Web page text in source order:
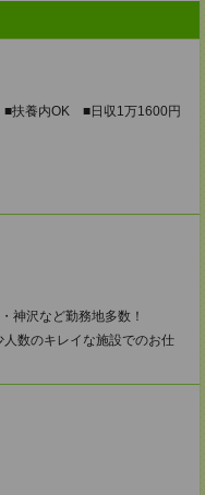
扶養内OK ■日収1万1600円
神沢など勤務地多数！
数のキレイな施設でのお仕